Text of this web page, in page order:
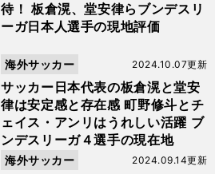
待！ 板倉滉、堂安律らブンデスリ
ーガ日本人選手の現地評価
サッカー日本代表の板倉滉と堂安
律は安定感と存在感 町野修斗とチ
ェイス・アンリはうれしい活躍 ブ
ンデスリーガ４選手の現在地
2024.10.07更新
海外サッカー
2024.09.14更新
海外サッカー